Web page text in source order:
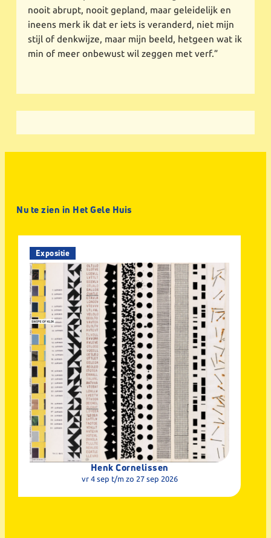
nooit abrupt, nooit gepland, maar geleidelijk en
ineens merk ik dat er iets is veranderd, niet mijn
stijl of denkwijze, maar mijn beeld, hetgeen wat ik
min of meer onbewust wil zeggen met verf.”
Nu te zien in Het Gele Huis
Expositie
Henk Cornelissen
vr 4 sep t/m zo 27 sep 2026